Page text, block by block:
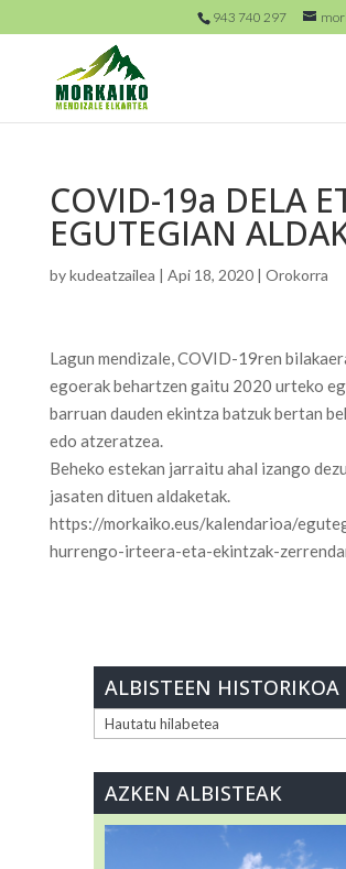
943 740 297
COVID-19a DELA
EGUTEGIAN
bykudeatzailea | Api 18, 2020| Orokorra
Lagun mendizale, COVID-19ren
egoerak behartzen gaitu 2020 urteko
barruan dauden ekintza batzuk bertan
edo atzeratzea.
Beheko estekan jarraitu ahal izango
jasaten dituen aldaketak.
https://morkaiko.eus/kalendarioa/
hurrengo-irteera-eta-ekintzak-
ALBISTEEN HISTORIKOA
ALBISTEEN
AZKEN ALBISTEAK